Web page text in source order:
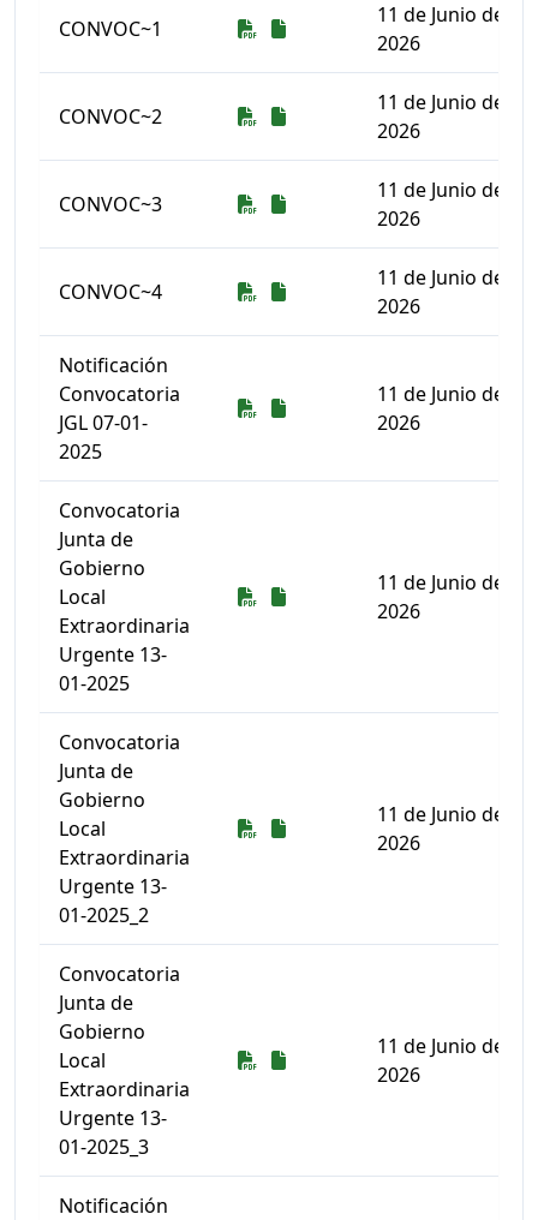
CONVOC~1 Descarga
Descarga
11 de Junio de
2026
CONVOC~2 Descarga
Descarga
11 de Junio de
2026
CONVOC~3 Descarga
Descarga
11 de Junio de
2026
CONVOC~4 Descarga
Descarga
11 de Junio de
2026
Notificación
Convocatoria
JGL 07-01-
2025
Descarga
Descarga
11 de Junio de
2026
Convocatoria
Junta de
Gobierno
Local
Extraordinaria
Urgente 13-
01-2025
Descarga
Descarga
11 de Junio de
2026
Convocatoria
Junta de
Gobierno
Local
Extraordinaria
Urgente 13-
01-2025_2
Descarga
Descarga
11 de Junio de
2026
Convocatoria
Junta de
Gobierno
Local
Extraordinaria
Urgente 13-
01-2025_3
Descarga
Descarga
11 de Junio de
2026
Notificación